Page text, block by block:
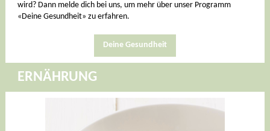
wird? Dann melde dich bei uns, um mehr über unser Programm
«Deine Gesundheit» zu erfahren.
Deine Gesundheit
ERNÄHRUNG